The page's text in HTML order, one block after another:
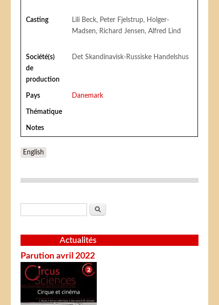
Casting
Lili Beck, Peter Fjelstrup, Holger-
Madsen, Richard Jensen, Alfred Lind
Société(s)
de
production
Det Skandinavisk-Russiske Handelshus
Pays Danemark
Thématique
Notes
English
Formulaire de recherche
Rechercher
Actualités
Parution avril 2022